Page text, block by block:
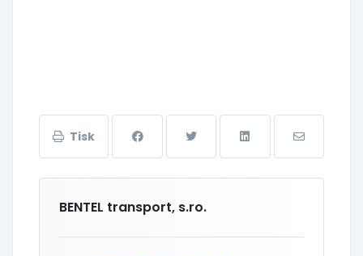
Tisk
BENTEL transport, s.ro.